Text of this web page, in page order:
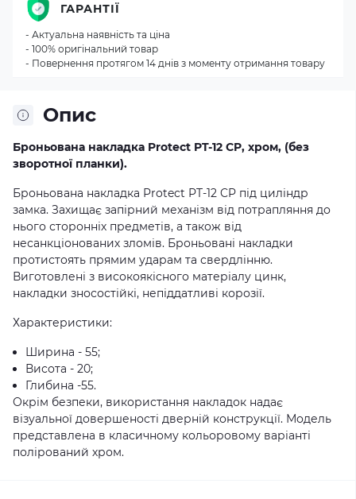
Опис
Броньована накладка Protect PT-12 CP, хром, (без
зворотної планки).
Броньована накладка Protect PT-12 CP під циліндр
замка. Захищає запірний механізм від потрапляння до
нього сторонніх предметів, а також від
несанкціонованих зломів. Броньовані накладки
протистоять прямим ударам та свердлінню.
Виготовлені з високоякісного матеріалу цинк,
накладки зносостійкі, непіддатливі корозії.
Характеристики:
Ширина - 55;
Висота - 20;
Глибина -55.
Окрім безпеки, використання накладок надає
візуальної довершеності дверній конструкції. Модель
представлена в класичному кольоровому варіанті
полірований хром.
ГАРАНТІЇ
- Актуальна наявність та ціна
- 100% оригінальний товар
- Повернення протягом 14 днів з моменту отримання товару